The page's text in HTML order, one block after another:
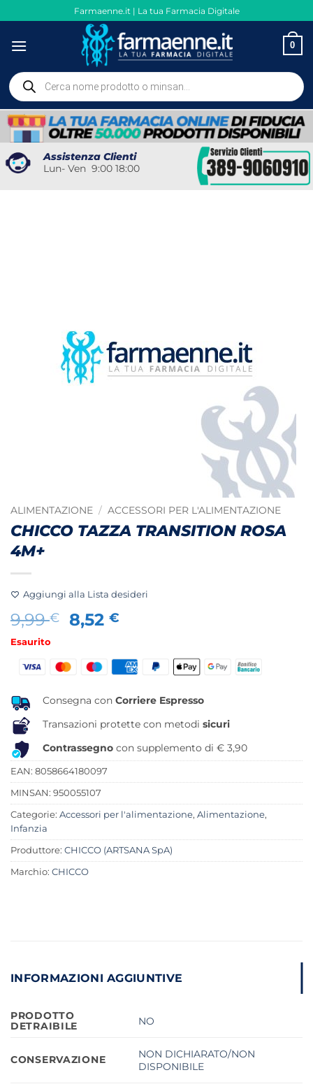
ai
contenuti
Farmaenne.it | La tua Farmacia Digitale
0
Ricerca
prodotti
Assistenza Clienti
Lun- Ven 9:00 18:00
ALIMENTAZIONE / ACCESSORI PER L'ALIMENTAZIONE
CHICCO TAZZA TRANSITION ROSA
4M+
Aggiungi alla Lista desideri
9,99€
Il
era:
8,52€
attuale
è:
Esaurito
Consegna con Corriere Espresso
Transazioni protette con metodi sicuri
Contrassegno con supplemento di € 3,90
EAN: 8058664180097
MINSAN: 950055107
Categorie: Accessori per l'alimentazione, Alimentazione,
Infanzia
Produttore: CHICCO (ARTSANA SpA)
Marchio: CHICCO
INFORMAZIONI AGGIUNTIVE
PRODOTTO
DETRAIBILE
NO
CONSERVAZIONE
NON DICHIARATO/NON
DISPONIBILE